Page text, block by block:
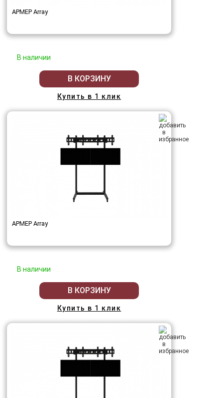
АРМЕР Array
В наличии
В КОРЗИНУ
Купить в 1 клик
АРМЕР Array
В наличии
В КОРЗИНУ
Купить в 1 клик